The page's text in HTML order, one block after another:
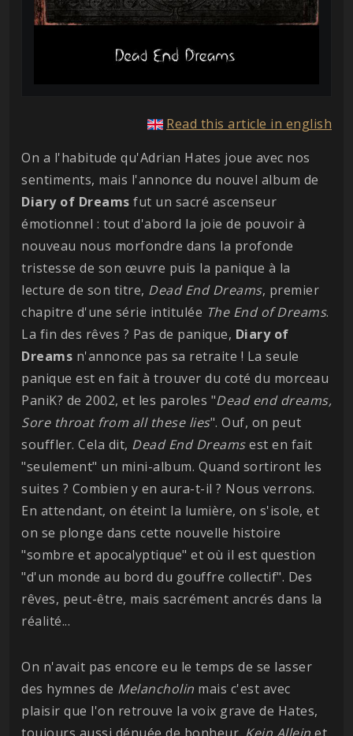
Read this article in english
On a l'habitude qu'Adrian Hates joue avec nos
sentiments, mais l'annonce du nouvel album de
Diary of Dreams fut un sacré ascenseur
émotionnel : tout d'abord la joie de pouvoir à
nouveau nous morfondre dans la profonde
tristesse de son œuvre puis la panique à la
lecture de son titre, Dead End Dreams, premier
chapitre d'une série intitulée The End of Dreams.
La fin des rêves ? Pas de panique, Diary of
Dreams n'annonce pas sa retraite ! La seule
panique est en fait à trouver du coté du morceau
PaniK? de 2002, et les paroles "Dead end dreams,
Sore throat from all these lies". Ouf, on peut
souffler. Cela dit, Dead End Dreamsest en fait
"seulement" un mini-album. Quand sortiront les
suites ? Combien y en aura-t-il ? Nous verrons.
En attendant, on éteint la lumière, on s'isole, et
on se plonge dans cette nouvelle histoire
"sombre et apocalyptique" et où il est question
"d'un monde au bord du gouffre collectif". Des
rêves, peut-être, mais sacrément ancrés dans la
réalité...
On n'avait pas encore eu le temps de se lasser
des hymnes de Melancholin mais c'est avec
plaisir que l'on retrouve la voix grave de Hates,